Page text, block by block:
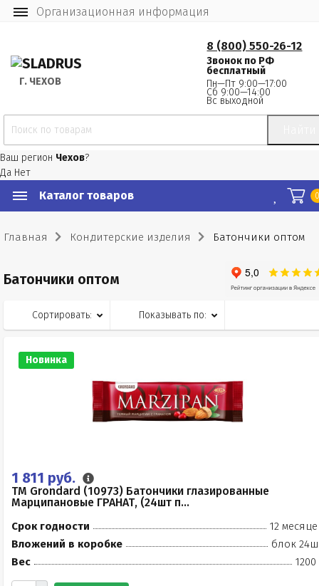
Организационная информация
Г. ЧЕХОВ
8 (800) 550-26-12
Звонок по РФ
бесплатный
Пн—Пт 9:00—17:00
Сб 9:00—14:00
Вс выходной
Ваш регион Чехов?
Да Нет
Каталог товаров
Главная Кондитерские изделия Батончики оптом
Батончики оптом
Сортировать: Показывать по:
Новинка
1 811 руб.
TM Grondard (10973) Батончики глазированные
Марципановые ГРАНАТ, (24шт п...
Срок годности
12
Вложений в коробке
блок
Вес
1200